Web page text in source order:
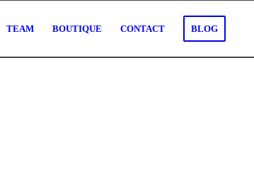
TEAM BOUTIQUE CONTACT BLOG